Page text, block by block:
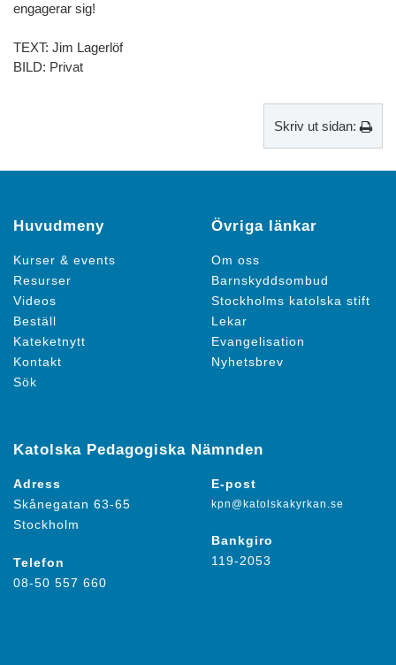
engagerar sig!
TEXT: Jim Lagerlöf
BILD: Privat
Skriv ut sidan:
Huvudmeny
Kurser & events
Resurser
Videos
Beställ
Kateketnytt
Kontakt
Sök
Övriga länkar
Om oss
Barnskyddsombud
Stockholms katolska stift
Lekar
Evangelisation
Nyhetsbrev
Katolska Pedagogiska Nämnden
Adress
Skånegatan 63-65
Stockholm
Telefon
08-50 557 660
E-post
kpn@katolskakyrkan.se
Bankgiro
119-2053